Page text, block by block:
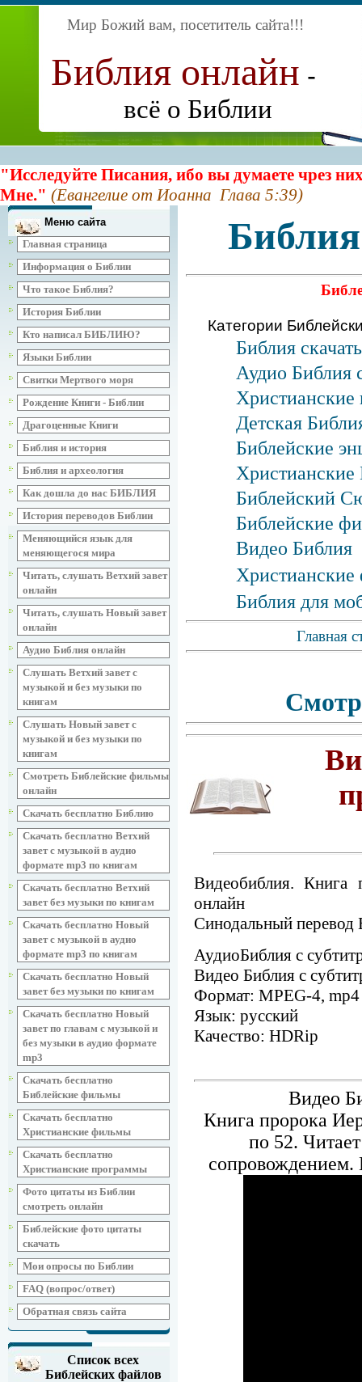
Мир Божий вам, посетитель сайта!!!
Библия онлайн -
всё о Библии
"Исследуйте Писания, ибо вы думаете чрез
Мне." (Евангелие от Иоанна Глава 5:39)
Меню сайта
Главная страница
Информация о Библии
Что такое Библия?
История Библии
Кто написал БИБЛИЮ?
Языки Библии
Свитки Мертвого моря
Рождение Книги - Библии
Драгоценные Книги
Библия и история
Библия и археология
Как дошла до нас БИБЛИЯ
История переводов Библии
Меняющийся язык для
меняющегося мира
Читать, слушать Ветхий завет
онлайн
Читать, слушать Новый завет
онлайн
Аудио Библия онлайн
Слушать Ветхий завет с
музыкой и без музыки по
книгам
Слушать Новый завет с
музыкой и без музыки по
книгам
Смотреть Библейские фильмы
онлайн
Скачать бесплатно Библию
Скачать бесплатно Ветхий
завет с музыкой в аудио
формате mp3 по книгам
Скачать бесплатно Ветхий
завет без музыки по книгам
Скачать бесплатно Новый
завет с музыкой в аудио
формате mp3 по книгам
Скачать бесплатно Новый
завет без музыки по книгам
Скачать бесплатно Новый
завет по главам с музыкой и
без музыки в аудио формате
mp3
Скачать бесплатно
Библейские фильмы
Скачать бесплатно
Христианские фильмы
Скачать бесплатно
Христианские программы
Фото цитаты из Библии
смотреть онлайн
Библейские фото цитаты
скачать
Мои опросы по Библии
FAQ (вопрос/ответ)
Обратная связь сайта
Список всех
Библейских файлов
Категории
Библия
Аудио Библия
Христианские
Детская
Библейские
Христианские
Библейский
Библейские
Видео Библия
Христианские
Библия для
Главная
Видеобиблия. Книга
онлайн
Синодальный перевод
АудиоБиблия с
Видео Библия с
Формат: MPEG-4, mp4
Язык: русский
Качество: HDRip
Видео
Книга пророка
по 52.
сопровождением.